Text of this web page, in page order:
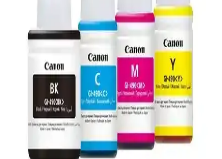
kalitesi, dayanıklılık ve kolay kullanım sunar. Orijinal kartuş tercih
ederek ekonomik ve çevre dostu baskılar elde edebilirsiniz.
Canon 3010 Yazıcı İncelemesi: Kompakt ve
Ekonomik Ofis Baskı Çözümü
Canon 3010 yazıcı, kompakt tasarımı, yüksek baskı kalitesi ve
uygun maliyetiyle ev ve küçük ofis kullanımı için ideal bir baskı
çözümü sunuyor. Kullanıcı dostu özellikleriyle dikkat çekiyor.
Canon MG2551S: Ekonomik ve Çok Fonksiyonlu
Yazıcı Çözümü Ev ve Küçük Ofisler İçin
Canon MG2551S, ev ve küçük ofisler için ekonomik, çok
fonksiyonlu yazıcıdır. Yüksek baskı kalitesi, hızlı performans ve
kolay kullanım sunarak günlük işlerinizi kolaylaştırır.